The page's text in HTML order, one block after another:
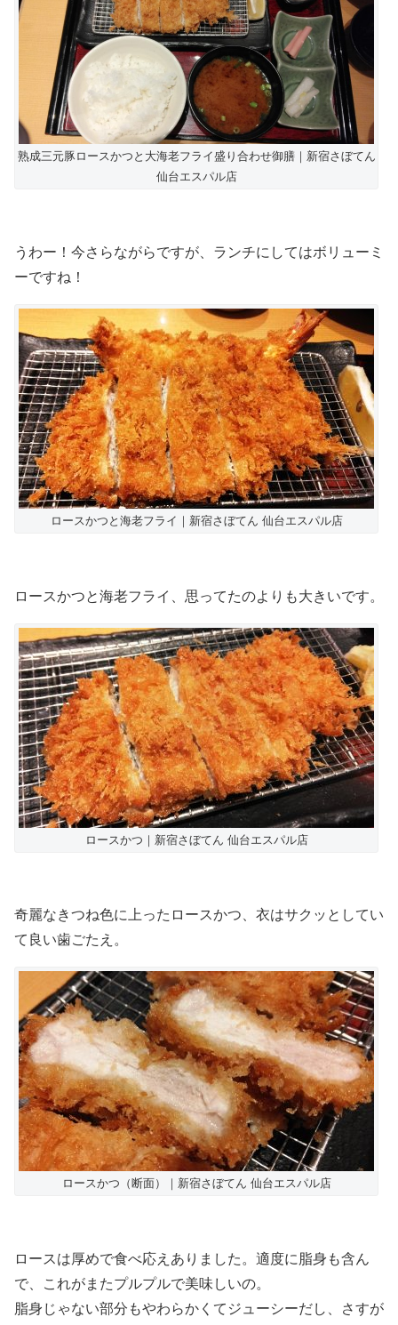
熟成三元豚ロースかつと大海老フライ盛り合わせ御膳｜新宿さぼてん
仙台エスパル店
うわー！今さらながらですが、ランチにしてはボリューミ
ーですね！
ロースかつと海老フライ｜新宿さぼてん 仙台エスパル店
ロースかつと海老フライ、思ってたのよりも大きいです。
ロースかつ｜新宿さぼてん 仙台エスパル店
奇麗なきつね色に上ったロースかつ、衣はサクッとしてい
て良い歯ごたえ。
ロースかつ（断面）｜新宿さぼてん 仙台エスパル店
ロースは厚めで食べ応えありました。適度に脂身も含ん
で、これがまたプルプルで美味しいの。
脂身じゃない部分もやわらかくてジューシーだし、さすが